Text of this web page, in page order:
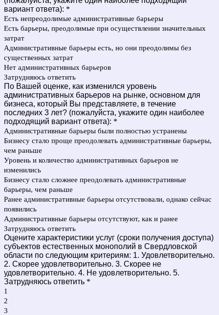
вариант ответа): *
Есть непреодолимые административные барьеры
Есть барьеры, преодолимые при осуществлении значительных
затрат
Административные барьеры есть, но они преодолимы без
существенных затрат
Нет административных барьеров
Затрудняюсь ответить
По Вашей оценке, как изменился уровень
административных барьеров на рынке, основном для
бизнеса, который Вы представляете, в течение
последних 3 лет? (пожалуйста, укажите один наиболее
подходящий вариант ответа): *
Административные барьеры были полностью устранены
Бизнесу стало проще преодолевать административные барьеры,
чем раньше
Уровень и количество административных барьеров не
изменились
Бизнесу стало сложнее преодолевать административные
барьеры, чем раньше
Ранее административные барьеры отсутствовали, однако сейчас
появились
Административные барьеры отсутствуют, как и ранее
Затрудняюсь ответить
Оцените характеристики услуг (сроки получения доступа)
субъектов естественных монополий в Свердловской
области по следующим критериям: 1. Удовлетворительно.
2. Скорее удовлетворительно. 3. Скорее не
удовлетворительно. 4. Не удовлетворительно. 5.
Затрудняюсь ответить *
1
2
3